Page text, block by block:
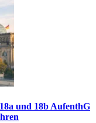
und 18b AufenthG